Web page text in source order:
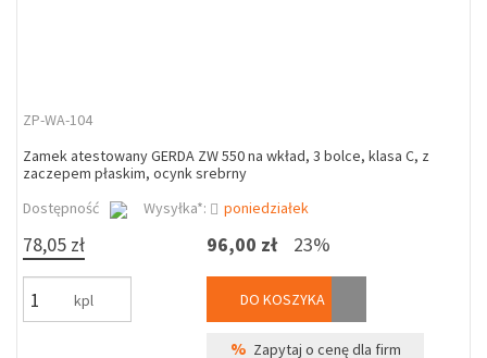
ZP-WA-104
Zamek atestowany GERDA ZW 550 na wkład, 3 bolce, klasa C, z
zaczepem płaskim, ocynk srebrny
Dostępność
Wysyłka*: poniedziałek
78,05 zł
kpl
96,00 zł 23%
DO KOSZYKA
% Zapytaj o cenę dla firm